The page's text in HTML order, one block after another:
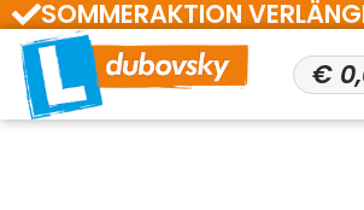
SOMMERAKTION
€